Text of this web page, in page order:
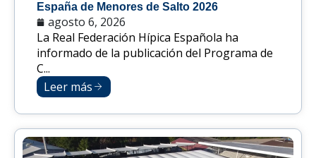
España de Menores de Salto 2026
agosto 6, 2026
La Real Federación Hípica Española ha
informado de la publicación del Programa de
C...
Leer más